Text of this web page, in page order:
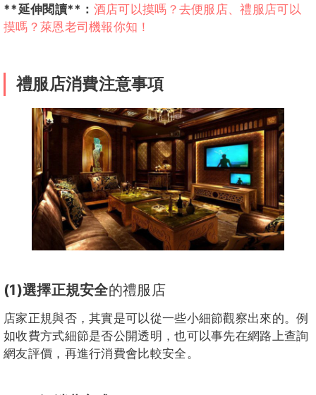
**延伸閱讀**： 酒店可以摸嗎？去便服店、禮服店可以
摸嗎？萊恩老司機報你知！
禮服店消費注意事項
(1)選擇正規安全的禮服店
店家正規與否，其實是可以從一些小細節觀察出來的。例
如收費方式細節是否公開透明，也可以事先在網路上查詢
網友評價，再進行消費會比較安全。